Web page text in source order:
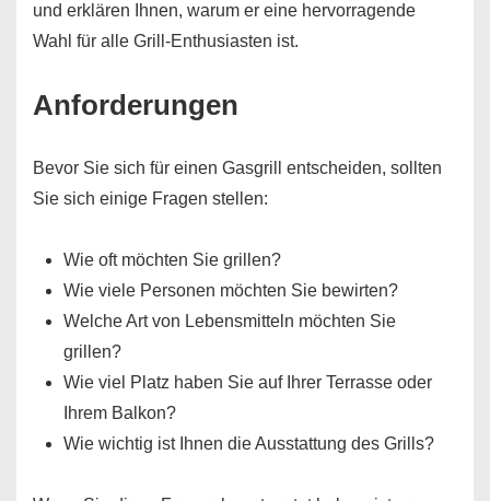
und erklären Ihnen, warum er eine hervorragende
Wahl für alle Grill-Enthusiasten ist.
Anforderungen
Bevor Sie sich für einen Gasgrill entscheiden, sollten
Sie sich einige Fragen stellen:
Wie oft möchten Sie grillen?
Wie viele Personen möchten Sie bewirten?
Welche Art von Lebensmitteln möchten Sie
grillen?
Wie viel Platz haben Sie auf Ihrer Terrasse oder
Ihrem Balkon?
Wie wichtig ist Ihnen die Ausstattung des Grills?